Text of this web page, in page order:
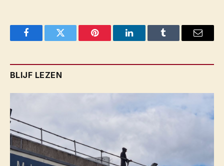
FacebookTwitter Pinterest LinkedInTumblr Email
BLIJF LEZEN